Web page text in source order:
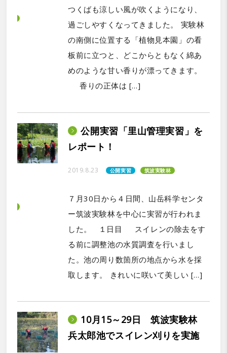
つくばも涼しい風が吹くようになり、
過ごしやすくなってきました。 実験林
の南側に位置する「植物見本園」の看
板前に立つと、どこからともなく綿あ
めのような甘い香りが漂ってきます。
香りの正体は […]
公開実習「里山管理実習」を
レポート！
2019.8.23 公開実習 筑波実験林
７月30日から４日間、山岳科学センタ
ー筑波実験林を中心に実習が行われま
した。 １日目 スイレンの除去をす
る前に調整池の水質調査を行いまし
た。池の周り数箇所の地点から水を採
取します。 きれいに咲いて美しい […]
10月15～29日 筑波実験林
兵太郎池でスイレン刈りを実施